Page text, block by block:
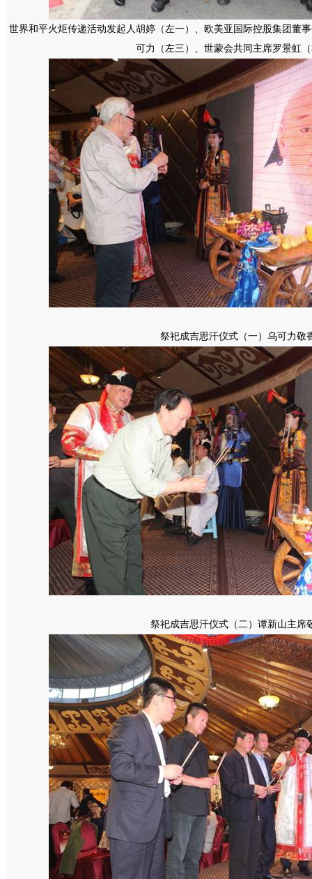
世界和平火炬传递活动发起人胡婷（左一）、欧美亚国际控股集团董
可力（左三）、世蒙会共同主席罗景虹
祭祀成吉思汗仪式（一）乌可力敬
祭祀成吉思汗仪式（二）谭新山主席